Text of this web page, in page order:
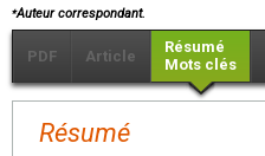
⁎Auteur correspondant.
PDF Article
Résumé
Mots clés
Résumé